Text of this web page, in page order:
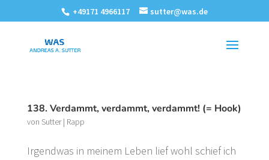
+49171 4966117 sutter@was.de
138. Verdammt, verdammt, verdammt! (= Hook)
von Sutter| Rapp
Irgendwas in meinem Leben lief wohl schief ich